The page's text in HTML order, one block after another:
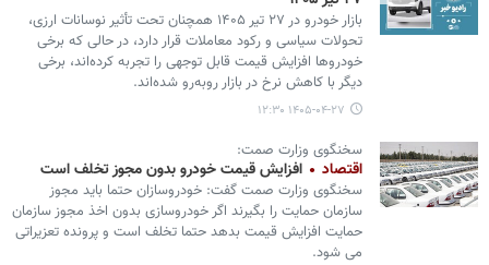
بازار خودرو در ۲۷ تیر ۱۴۰۵ همچنان تحت تأثیر نوسانات ارزی،
تحولات سیاسی و رکود معاملات قرار دارد، در حالی که برخی
خودروها افزایش قیمت قابل توجهی را تجربه کرده‌اند، برخی
دیگر با کاهش نرخ در بازار روبه‌رو شده‌اند.
۱۴۰۵-۰۴-۲۷ ۱۲:۳۰
سخنگوی وزارت صمت:
اقتصاد افزایش قیمت خودرو بدون مجوز تخلف است
سخنگوی وزارت صمت گفت: خودروسازان حتما باید مجوز
سازمان حمایت را بگیرند اگر خودروسازی بدون اخذ مجوز سازمان
حمایت افزایش قیمت بدهد حتما تخلف است و پرونده تعزیراتی
می شود.